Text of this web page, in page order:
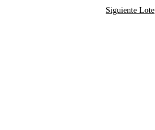
Siguiente Lote